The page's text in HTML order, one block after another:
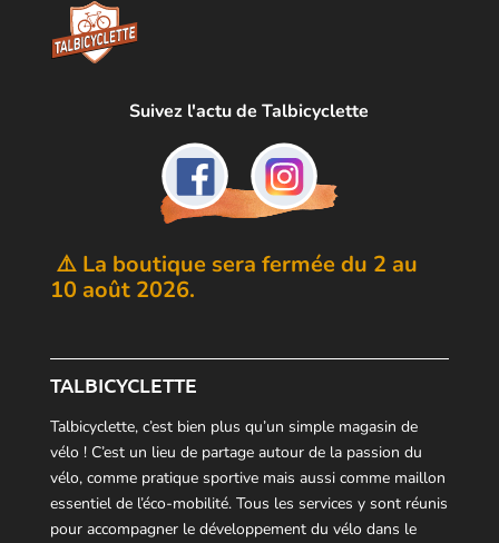
Suivez l'actu de Talbicyclette
⚠️ La boutique sera fermée du 2 au
10 août 2026.
TALBICYCLETTE
Talbicyclette, c’est bien plus qu’un simple magasin de
vélo ! C’est un lieu de partage autour de la passion du
vélo, comme pratique sportive mais aussi comme maillon
essentiel de l’éco-mobilité. Tous les services y sont réunis
pour accompagner le développement du vélo dans le